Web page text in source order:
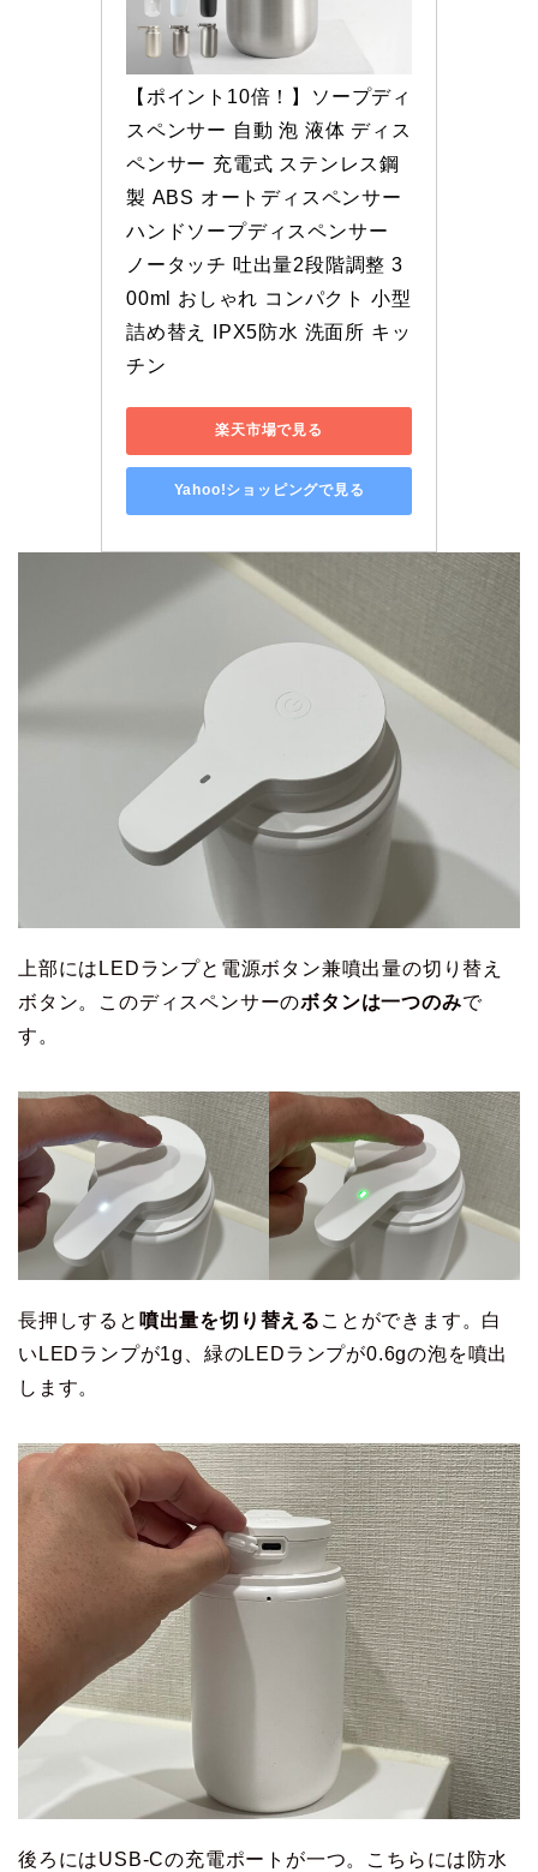
【ポイント10倍！】ソープディ
スペンサー 自動 泡 液体 ディス
ペンサー 充電式 ステンレス鋼
製 ABS オートディスペンサー
ハンドソープディスペンサー
ノータッチ 吐出量2段階調整 3
00ml おしゃれ コンパクト 小型
詰め替え IPX5防水 洗面所 キッ
チン
楽天市場で見る
Yahoo!ショッピングで見る
上部にはLEDランプと電源ボタン兼噴出量の切り替え
ボタン。このディスペンサーのボタンは一つのみで
す。
長押しすると 噴出量を切り替える ことができます。白
いLEDランプが1g、緑のLEDランプが0.6gの泡を噴出
します。
後ろにはUSB-Cの充電ポートが一つ。こちらには防水